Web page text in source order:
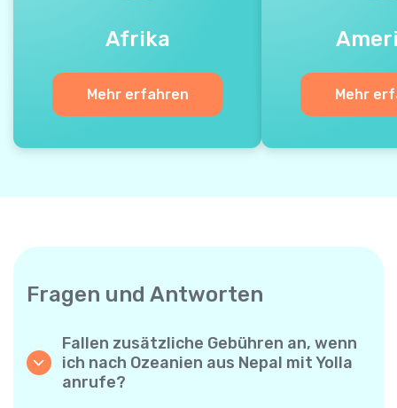
Afrika
Mehr erfahren Mehr
Fragen und Antworten
Fallen zusätzliche Gebühren an, wenn
ich nach Ozeanien aus Nepal mit Yolla
anrufe?